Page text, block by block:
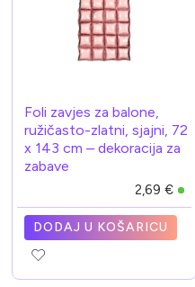
Foli zavjes za balone,
ružičasto-zlatni, sjajni, 72
x 143 cm – dekoracija za
zabave
2,69 €
DODAJ U KOŠARICU